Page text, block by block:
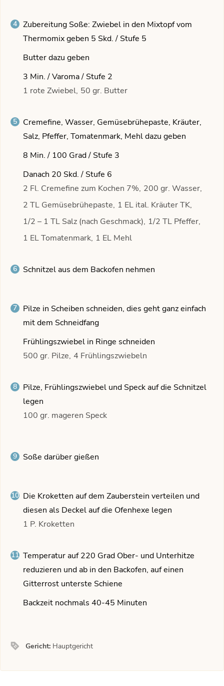
Zubereitung Soße: Zwiebel in den Mixtopf vom
Thermomix geben 5 Skd. / Stufe 5
Butter dazu geben
3 Min. / Varoma / Stufe 2
1 rote Zwiebel, 50 gr. Butter
Cremefine, Wasser, Gemüsebrühepaste, Kräuter,
Salz, Pfeffer, Tomatenmark, Mehl dazu geben
8 Min. / 100 Grad / Stufe 3
Danach 20 Skd. / Stufe 6
2 Fl. Cremefine zum Kochen 7%, 200 gr. Wasser,
2 TL Gemüsebrühepaste, 1 EL ital. Kräuter TK,
1/2 – 1 TL Salz (nach Geschmack), 1/2 TL Pfeffer,
1 EL Tomatenmark, 1 EL Mehl
Schnitzel aus dem Backofen nehmen
Pilze in Scheiben schneiden, dies geht ganz einfach
mit dem Schneidfang
Frühlingszwiebel in Ringe schneiden
500 gr. Pilze, 4 Frühlingszwiebeln
Pilze, Frühlingszwiebel und Speck auf die Schnitzel
legen
100 gr. mageren Speck
Soße darüber gießen
Die Kroketten auf dem Zauberstein verteilen und
diesen als Deckel auf die Ofenhexe legen
1 P. Kroketten
Temperatur auf 220 Grad Ober- und Unterhitze
reduzieren und ab in den Backofen, auf einen
Gitterrost unterste Schiene
Backzeit nochmals 40-45 Minuten
Gericht: Hauptgericht